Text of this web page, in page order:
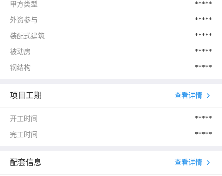
甲方类型 *****
外资参与 *****
装配式建筑 *****
被动房 *****
钢结构 *****
项目工期 查看详情
开工时间 *****
完工时间 *****
配套信息 查看详情